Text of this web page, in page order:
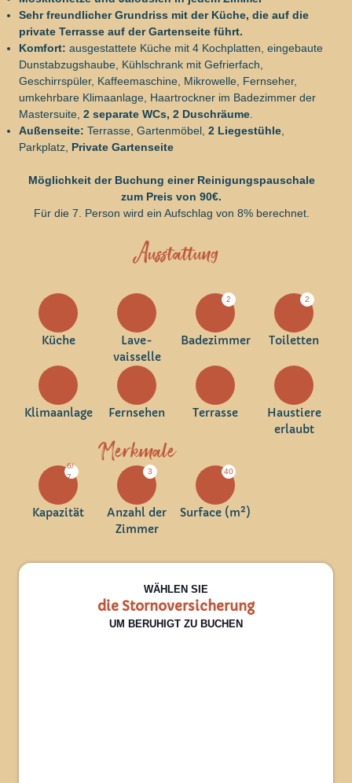
Sehr freundlicher Grundriss mit der Küche, die auf die
private Terrasse auf der Gartenseite führt.
Komfort: ausgestattete Küche mit 4 Kochplatten, eingebaute
Dunstabzugshaube, Kühlschrank mit Gefrierfach,
Geschirrspüler, Kaffeemaschine, Mikrowelle, Fernseher,
umkehrbare Klimaanlage, Haartrockner im Badezimmer der
Mastersuite, 2 separate WCs, 2 Duschräume
Außenseite: Terrasse, Gartenmöbel, 2 Liegestühle
Parkplatz, Private Gartenseite
Möglichkeit der Buchung einer Reinigungspauschale
zum Preis von 90€.
Für die 7. Person wird ein Aufschlag von 8% berechnet.
Ausstattung
Küche
Lave-
vaisselle
2
Badezimmer
2
Toiletten
Klimaanlage Fernsehen Terrasse
Haustiere
erlaubt
Merkmale
6/
7
Kapazität
3
Anzahl der
Zimmer
40
Surface (m²)
WÄHLEN SIE
die Stornoversicherung
UM BERUHIGT ZU BUCHEN